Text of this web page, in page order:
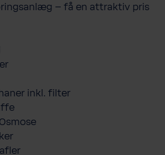
– få en attraktiv pris
inkl. filter